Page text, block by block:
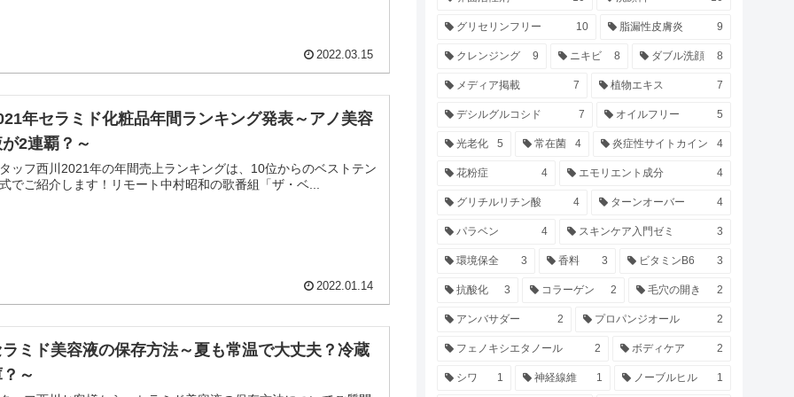
2022.03.15
年セラミド化粧品年間ランキング発表～アノ美容
2連覇？～
ッフ西川2021年の年間売上ランキングは、10位からのベストテン
でご紹介します！リモート中村昭和の歌番組「ザ・ベ...
2022.01.14
ミド美容液の保存方法～夏も常温で大丈夫？冷蔵
～
グリセリンフリー 10 脂漏性皮膚炎 9
クレンジング 9 ニキビ 8 ダブル洗顔 8
メディア掲載 7 植物エキス 7
デシルグルコシド 7 オイルフリー 5
光老化 5 常在菌 4 炎症性サイトカイン 4
花粉症 4 エモリエント成分 4
グリチルリチン酸 4 ターンオーバー 4
パラベン 4 スキンケア入門ゼミ 3
環境保全 3 香料 3 ビタミンB6 3
抗酸化 3 コラーゲン 2 毛穴の開き 2
アンバサダー 2 プロパンジオール 2
フェノキシエタノール 2 ボディケア 2
シワ 1 神経線維 1 ノーブルヒル 1